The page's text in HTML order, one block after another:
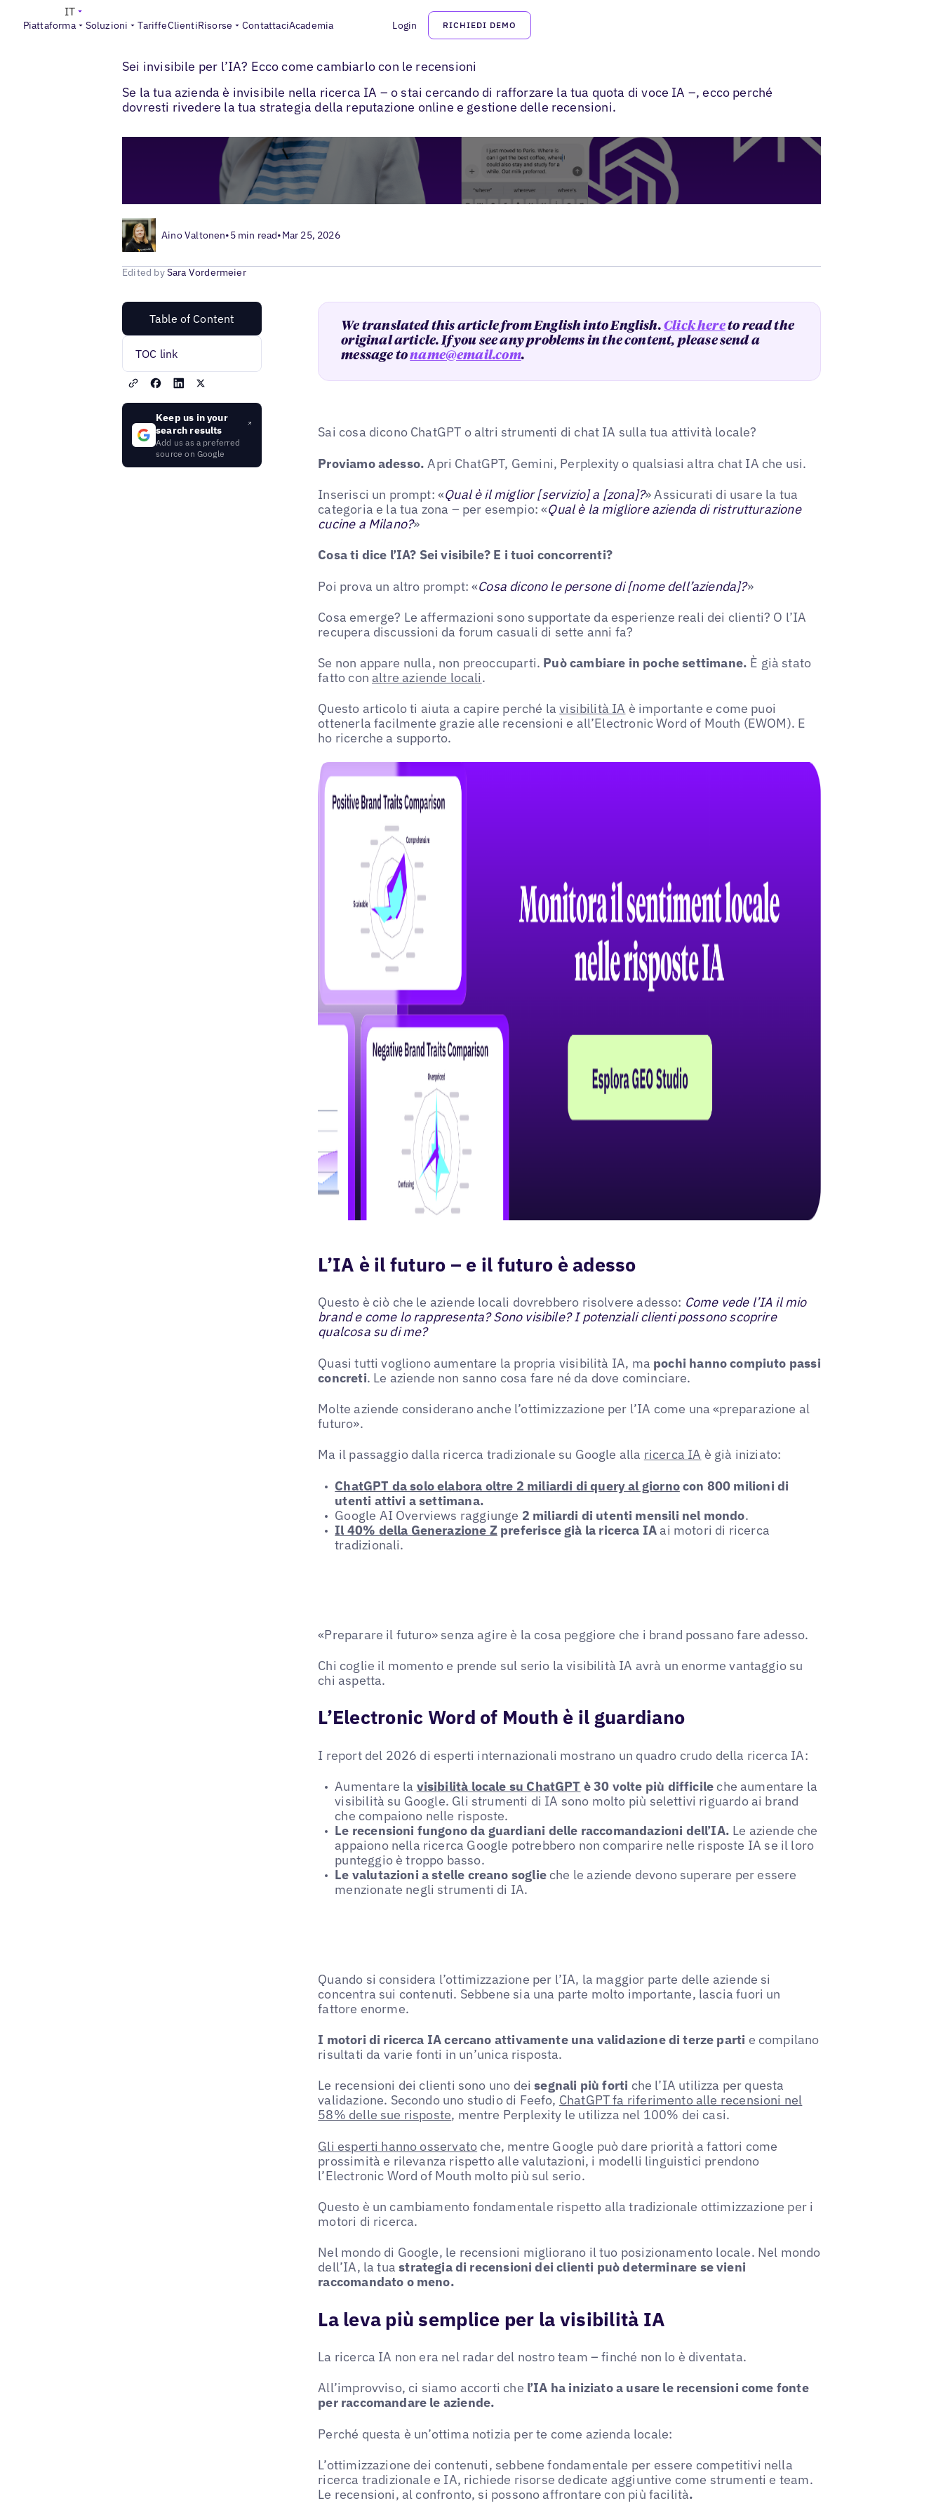
Piattaforma Soluzioni TariffeClientiRisorse ContattaciAcademia Login RICHIEDI DEMO
IT
Blogs> Gestione delle recensioni dei clienti> Reputazione online e recensioni
Sei invisibile per l’IA? Ecco come cambiarlo con le recensioni
Se la tua azienda è invisibile nella ricerca IA – o stai cercando di rafforzare la tua quota di voce IA –, ecco perché
dovresti rivedere la tua strategia della reputazione online e gestione delle recensioni.
Aino Valtonen•5 min read•Mar 25, 2026
Edited bySara Vordermeier
Table of Content
TOC link
Keep us in your
search results
Add us as a preferred
source on Google
We translated this article from English into English. Click hereto read the
original article. If you see any problems in the content, please send a
message toname@email.com.
Sai cosa dicono ChatGPT o altri strumenti di chat IA sulla tua attività locale?
Proviamo adesso. Apri ChatGPT, Gemini, Perplexity o qualsiasi altra chat IA che usi.
Inserisci un prompt: «Qual è il miglior [servizio] a [zona]?» Assicurati di usare la tua
categoria e la tua zona – per esempio: «Qual è la migliore azienda di ristrutturazione
cucine a Milano?»
Cosa ti dice l’IA? Sei visibile? E i tuoi concorrenti?
Poi prova un altro prompt: «Cosa dicono le persone di [nome dell’azienda]?»
Cosa emerge? Le affermazioni sono supportate da esperienze reali dei clienti? O l’IA
recupera discussioni da forum casuali di sette anni fa?
Se non appare nulla, non preoccuparti. Può cambiare in poche settimane. È già stato
fatto conaltre aziende locali.
Questo articolo ti aiuta a capire perché lavisibilità IA è importante e come puoi
ottenerla facilmente grazie alle recensioni e all’Electronic Word of Mouth (EWOM). E
ho ricerche a supporto.
L’IA è il futuro – e il futuro è adesso
Questo è ciò che le aziende locali dovrebbero risolvere adesso: Come vede l’IA il mio
brand e come lo rappresenta? Sono visibile? I potenziali clienti possono scoprire
qualcosa su di me?
Quasi tutti vogliono aumentare la propria visibilità IA, ma pochi hanno compiuto passi
concreti. Le aziende non sanno cosa fare né da dove cominciare.
Molte aziende considerano anche l’ottimizzazione per l’IA come una «preparazione al
futuro».
Ma il passaggio dalla ricerca tradizionale su Google alla ricerca IA è già iniziato:
ChatGPT da solo elabora oltre 2 miliardi di query al giornocon 800 milioni di
utenti attivi a settimana.
Google AI Overviews raggiunge 2 miliardi di utenti mensili nel mondo.
Il 40% della Generazione Zpreferisce già la ricerca IAai motori di ricerca
tradizionali.
«Preparare il futuro» senza agire è la cosa peggiore che i brand possano fare adesso.
Chi coglie il momento e prende sul serio la visibilità IA avrà un enorme vantaggio su
chi aspetta.
L’Electronic Word of Mouth è il guardiano
I report del 2026 di esperti internazionali mostrano un quadro crudo della ricerca IA:
Aumentare la visibilità locale su ChatGPT è 30 volte più difficileche aumentare la
visibilità su Google. Gli strumenti di IA sono molto più selettivi riguardo ai brand
che compaiono nelle risposte.
Le recensioni fungono da guardiani delle raccomandazioni dell’IA. Le aziende che
appaiono nella ricerca Google potrebbero non comparire nelle risposte IA se il loro
punteggio è troppo basso.
Le valutazioni a stelle creano soglieche le aziende devono superare per essere
menzionate negli strumenti di IA.
Quando si considera l’ottimizzazione per l’IA, la maggior parte delle aziende si
concentra sui contenuti. Sebbene sia una parte molto importante, lascia fuori un
fattore enorme.
I motori di ricerca IA cercano attivamente una validazione di terze parti e compilano
risultati da varie fonti in un’unica risposta.
Le recensioni dei clienti sono uno deisegnali più forti che l’IA utilizza per questa
validazione. Secondo uno studio di Feefo, ChatGPT fa riferimento alle recensioni nel
58% delle sue risposte, mentre Perplexity le utilizza nel 100% dei casi.
Gli esperti hanno osservatoche, mentre Google può dare priorità a fattori come
prossimità e rilevanza rispetto alle valutazioni, i modelli linguistici prendono
l’Electronic Word of Mouth molto più sul serio.
Questo è un cambiamento fondamentale rispetto alla tradizionale ottimizzazione per i
motori di ricerca.
Nel mondo di Google, le recensioni migliorano il tuo posizionamento locale. Nel mondo
dell’IA, la tuastrategia di recensioni dei clienti può determinare se vieni
raccomandato o meno.
La leva più semplice per la visibilità IA
La ricerca IA non era nel radar del nostro team – finché non lo è diventata.
All’improvviso, ci siamo accorti che l’IA ha iniziato a usare le recensioni come fonte
per raccomandare le aziende.
Perché questa è un’ottima notizia per te come azienda locale:
L’ottimizzazione dei contenuti, sebbene fondamentale per essere competitivi nella
ricerca tradizionale e IA, richiede risorse dedicate aggiuntive come strumenti e team.
Le recensioni, al confronto, si possono affrontare con più facilità.